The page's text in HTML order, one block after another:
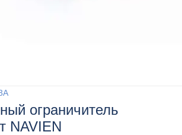
ограничитель
NAVIEN